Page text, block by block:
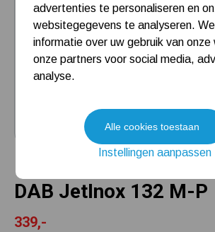
Hydrofoorpomp
Beregeningspomp
Dompelpomp
Installatie en eerste opstart beregenings-/
Kelder/kruipruimte ondergelopen, wat nu?
DAB JetInox 132 M-P
339,-
advertenties te personaliseren en
websitegegevens te analyseren.
informatie over uw gebruik van
onze partners voor social media,
analyse.
Alle cookies toestaan
Instellingen aanpassen